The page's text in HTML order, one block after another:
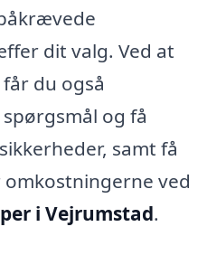
dit valg. Ved at
du også
og få
samt få
ved
i Vejrumstad.